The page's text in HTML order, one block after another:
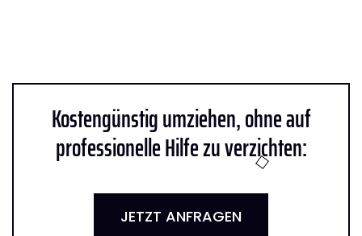
Kostengünstig umziehen, ohne auf
professionelle Hilfe zu verzichten:
JETZT ANFRAGEN